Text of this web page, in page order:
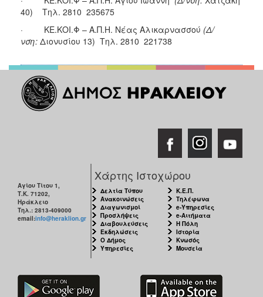
40) Τηλ. 2810 235675
· ΚΕ.ΚΟΙ.Φ – Α.Π.Η. Νέας Αλικαρνασσού (Δ/
νση: Διονυσίου 13) Τηλ. 2810 221738
Αγίου Τίτου 1,
Τ.Κ. 71202,
Ηράκλειο
Τηλ.: 2813-409000
email:info@heraklion.gr
Χάρτης Ιστοχώρου
Δελτία Τύπου
Ανακοινώσεις
Διαγωνισμοί
Προσλήψεις
Διαβουλεύσεις
Εκδηλώσεις
Ο Δήμος
Υπηρεσίες
Κ.Ε.Π.
Τηλέφωνα
e-Υπηρεσίες
e-Αιτήματα
Η Πόλη
Ιστορία
Κνωσός
Μουσεία